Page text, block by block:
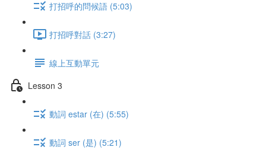
打招呼的問候語 (5:03)
打招呼對話 (3:27)
線上互動單元
Lesson 3
動詞 estar (在) (5:55)
動詞 ser (是) (5:21)